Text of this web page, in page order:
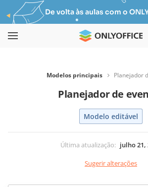
De volta às aulas com o
Modelos principais Planejador
Planejador de
Modelo editável
Última atualização: julho 21,
Sugerir alterações